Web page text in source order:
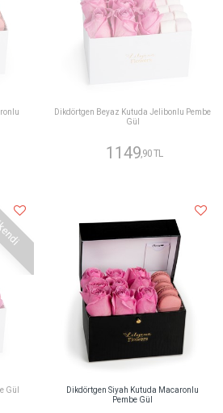
Dikdörtgen Beyaz Kutuda Jelibonlu Pembe
Gül
1149 ,90 TL
Gül
Dikdörtgen Siyah Kutuda Macaronlu
Pembe Gül